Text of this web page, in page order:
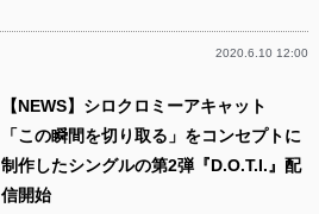
2020.6.10 12:00
【NEWS】シロクロミーアキャット
「この瞬間を切り取る」をコンセプトに
制作したシングルの第2弾『D.O.T.I.』配
信開始